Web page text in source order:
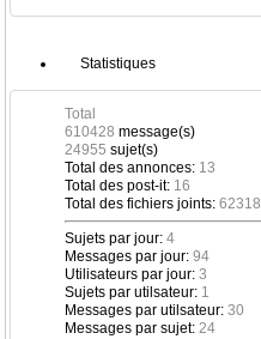
Statistiques
Total
610428 message(s)
24955 sujet(s)
Total des annonces: 13
Total des post-it: 16
Total des fichiers joints: 62318
Sujets par jour: 4
Messages par jour: 94
Utilisateurs par jour: 3
Sujets par utilsateur: 1
Messages par utilsateur: 30
Messages par sujet: 24